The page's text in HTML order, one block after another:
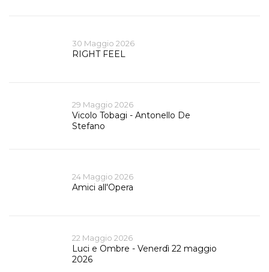
30 Maggio 2026
RIGHT FEEL
29 Maggio 2026
Vicolo Tobagi - Antonello De
Stefano
24 Maggio 2026
Amici all'Opera
22 Maggio 2026
Luci e Ombre - Venerdì 22 maggio
2026